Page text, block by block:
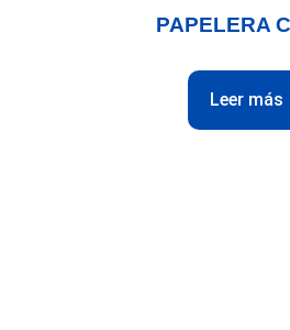
PAPELERA
Leer más